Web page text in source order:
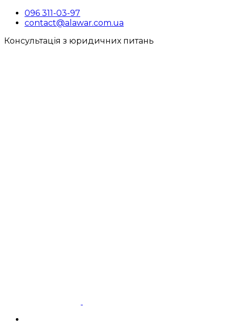
096 311-03-97
contact@alawar.com.ua
Консультація з юридичних питань